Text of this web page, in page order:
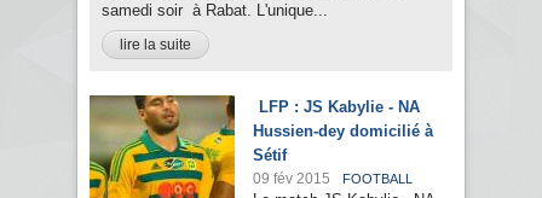
samedi soir à Rabat. L'unique...
lire la suite
LFP : JS Kabylie - NA
Hussien-dey domicilié à
Sétif
09 fév 2015 FOOTBALL